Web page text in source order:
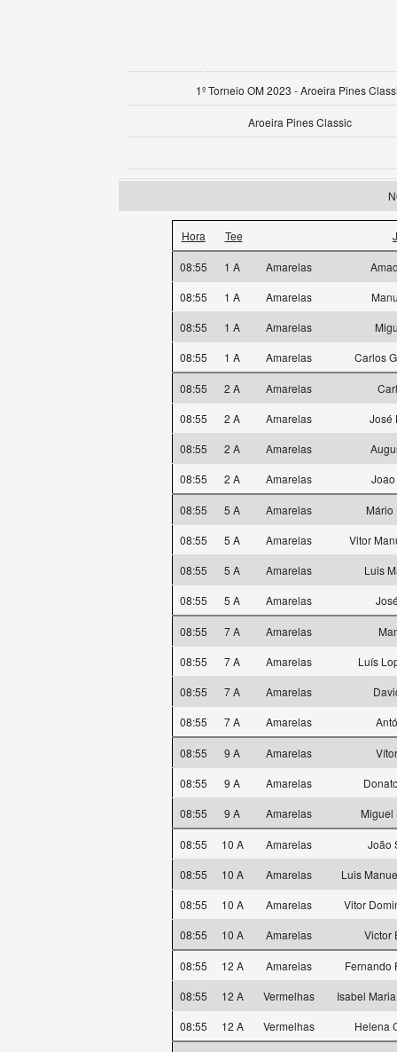
1º Torneio OM 2023 - Aroeira Pines
Aroeira Pines Classic
Hora Tee
08:55 1 A Amarelas
08:55
1 A Amarelas
08:55
1 A Amarelas
08:55
1 A Amarelas Carlos
08:55 2 A Amarelas
08:55
2 A Amarelas
José
08:55
2 A Amarelas
08:55
2 A Amarelas
08:55 5 A Amarelas
Mário
08:55
5 A Amarelas
Vitor
08:55
5 A Amarelas
Luis
08:55
5 A Amarelas
08:55 7 A Amarelas
08:55
7 A Amarelas
Luís
08:55
7 A Amarelas
08:55
7 A Amarelas
08:55 9 A Amarelas
08:55
9 A Amarelas
08:55
9 A Amarelas Miguel
08:55 10 A Amarelas
João
08:55
10 A Amarelas
Luis
08:55
10 A Amarelas
Vitor
08:55
10 A Amarelas Victor
08:55 12 A Amarelas
Fernando
08:55
12 A Vermelhas
Isabel
08:55
12 A Vermelhas Helena